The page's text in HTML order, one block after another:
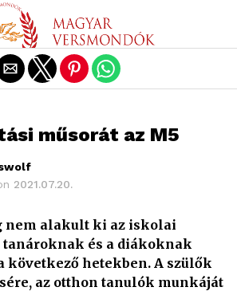
műsorát az M5
2021.07.20.
nem alakult ki az iskolai
tanároknak és a diákoknak
hetekben. A szülők
az otthon tanulók munkáját
Exit mobile version